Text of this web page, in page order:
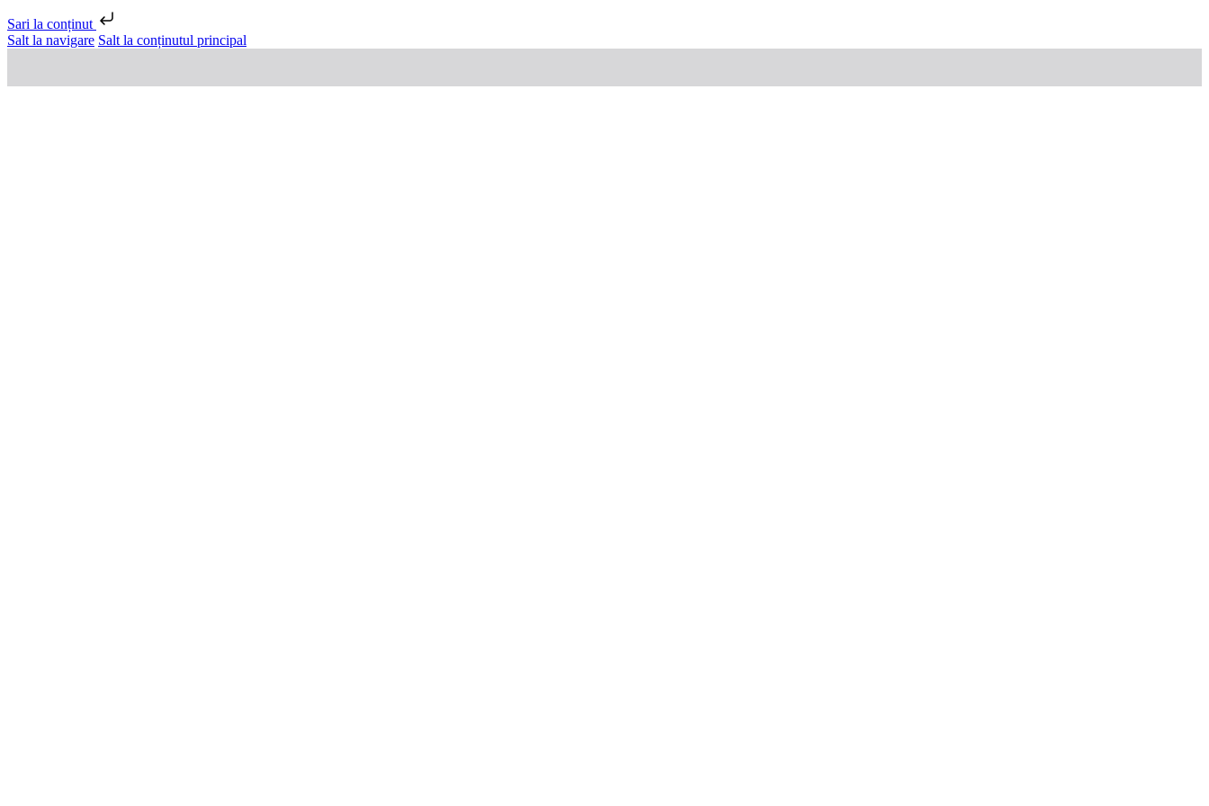
Sari la conținut
Salt la navigare Salt la conținutul principal